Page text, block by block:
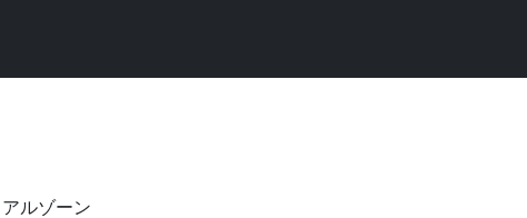
ルゾーン